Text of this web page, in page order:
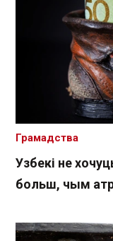
Узбекі не
больш, чым
Грамадства